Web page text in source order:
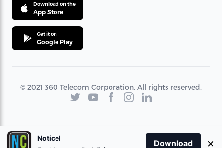
Download on the
App Store
Get it on
Google Play
© 2021 360 Telecom Corporation. All rights reserved.
Noticel
Download ×